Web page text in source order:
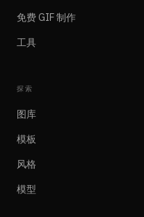
免费 GIF 制作
工具
探索
图库
模板
风格
模型